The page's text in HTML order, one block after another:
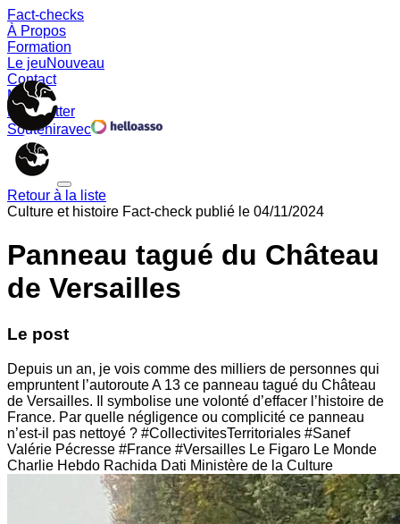
Fact-checks
À Propos
Formation
Le jeuNouveau
Contact
Memes
Newsletter
Souteniravec
Retour à la liste
Culture et histoire Fact-check publié le 04/11/2024
Panneau tagué du Château
de Versailles
Le post
Depuis un an, je vois comme des milliers de personnes qui
empruntent l’autoroute A 13 ce panneau tagué du Château
de Versailles. Il symbolise une volonté d’effacer l’histoire de
France. Par quelle négligence ou complicité ce panneau
n’est-il pas nettoyé ? #CollectivitesTerritoriales #Sanef
Valérie Pécresse #France #Versailles Le Figaro Le Monde
Charlie Hebdo Rachida Dati Ministère de la Culture